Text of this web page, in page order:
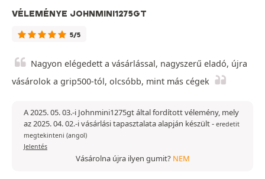
VÉLEMÉNYE JOHNMINI1275GT
5/5
Nagyon elégedett a vásárlással, nagyszerű eladó, újra
vásárolok a grip500-tól, olcsóbb, mint más cégek
A 2025. 05. 03.-i Johnmini1275gt által fordított vélemény, mely
az 2025. 04. 02.-i vásárlási tapasztalata alapján készült- eredetit
megtekinteni (angol)
Jelentés
Vásárolna újra ilyen gumit? NEM